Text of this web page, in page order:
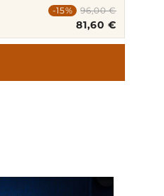
-15% 96,00 €
81,60 €